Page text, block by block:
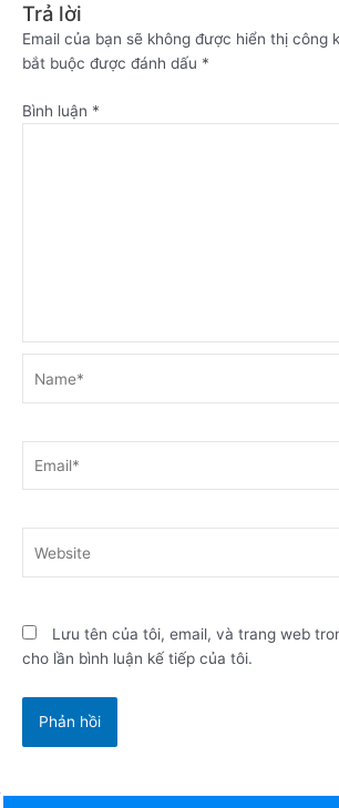
Trả lời
Email của bạn sẽ không được hiển thị công
bắt buộc được đánh dấu *
Bình luận *
Lưu tên của tôi, email, và trang web
cho lần bình luận kế tiếp của tôi.